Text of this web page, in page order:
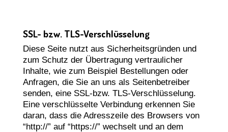
SSL- bzw. TLS-Verschlüsselung
Diese Seite nutzt aus Sicherheitsgründen und
zum Schutz der Übertragung vertraulicher
Inhalte, wie zum Beispiel Bestellungen oder
Anfragen, die Sie an uns als Seitenbetreiber
senden, eine SSL-bzw. TLS-Verschlüsselung.
Eine verschlüsselte Verbindung erkennen Sie
daran, dass die Adresszeile des Browsers von
“http://” auf “https://” wechselt und an dem